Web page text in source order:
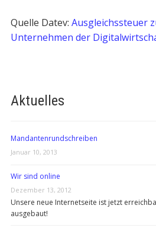
Aktuelles
Mandantenrundschreiben
Januar 10, 2013
Wir sind online
Dezember 13, 2012
Unsere neue Internetseite ist jetzt
ausgebaut!
Quelle Datev: Ausgleichssteuer
Unternehmen der